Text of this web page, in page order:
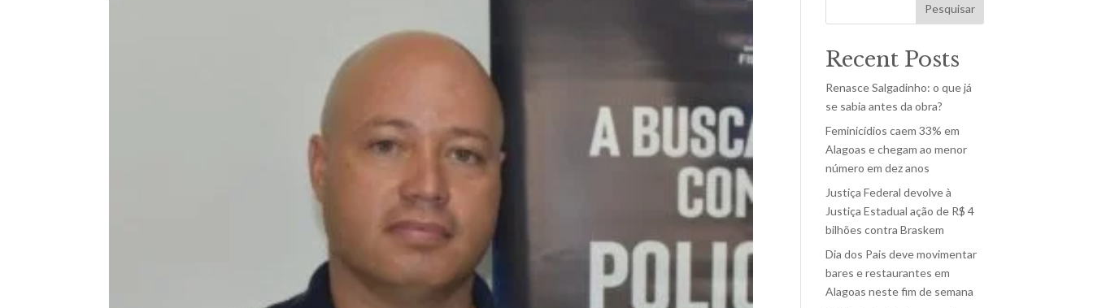
Pesquisar
Recent Posts
Renasce Salgadinho: o que já
se sabia antes da obra?
Feminicídios caem 33% em
Alagoas e chegam ao menor
número em dez anos
Justiça Federal devolve à
Justiça Estadual ação de R$ 4
bilhões contra Braskem
Dia dos Pais deve movimentar
bares e restaurantes em
Alagoas neste fim de semana